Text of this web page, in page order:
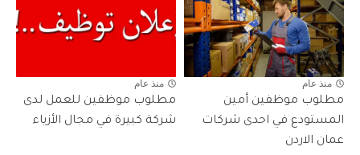
منذ عام
مطلوب موظفين أمين
المستودع في احدى شركات
عمان الاردن
منذ عام
مطلوب موظفين للعمل لدى
شركة كبيرة في مجال الأزياء